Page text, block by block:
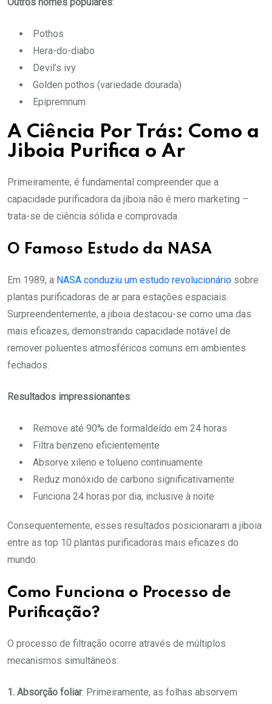
Pothos
Hera-do-diabo
Devil’s ivy
Golden pothos (variedade dourada)
Epipremnum
A Ciência Por Trás: Como a
Jiboia Purifica o Ar
Primeiramente, é fundamental compreender que a
capacidade purificadora da jiboia não é mero marketing –
trata-se de ciência sólida e comprovada.
O Famoso Estudo da NASA
Em 1989, a NASA conduziu um estudo revolucionário sobre
plantas purificadoras de ar para estações espaciais.
Surpreendentemente, a jiboia destacou-se como uma das
mais eficazes, demonstrando capacidade notável de
remover poluentes atmosféricos comuns em ambientes
fechados.
Resultados impressionantes:
Remove até 90% de formaldeído em 24 horas
Filtra benzeno eficientemente
Absorve xileno e tolueno continuamente
Reduz monóxido de carbono significativamente
Funciona 24 horas por dia, inclusive à noite
Consequentemente, esses resultados posicionaram a jiboia
entre as top 10 plantas purificadoras mais eficazes do
mundo.
Como Funciona o Processo de
Purificação?
O processo de filtração ocorre através de múltiplos
mecanismos simultâneos:
1. Absorção foliar: Primeiramente, as folhas absorvem